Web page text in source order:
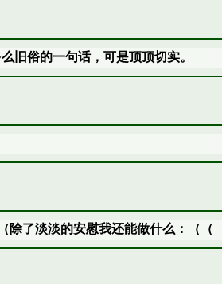
旧俗的一句话，可是顶顶切实。
除了淡淡的安慰我还能做什么：（（